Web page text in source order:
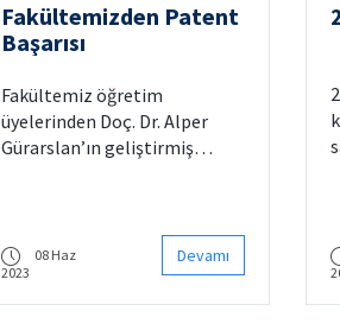
Fakültemizden Patent
Başarısı
Fakültemiz öğretim
üyelerinden Doç. Dr. Alper
Gürarslan’ın geliştirmiş
tarafından patent almaya hak
kazandı.
08 Haz
2023
Devamı